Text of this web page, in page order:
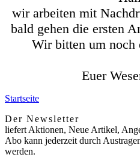
wir arbeiten mit
bald gehen die ersten
Wir bitten um noch
Euer
Startseite
Der Newsletter
liefert Aktionen, Neue Artikel,
Abo kann jederzeit durch
werden.